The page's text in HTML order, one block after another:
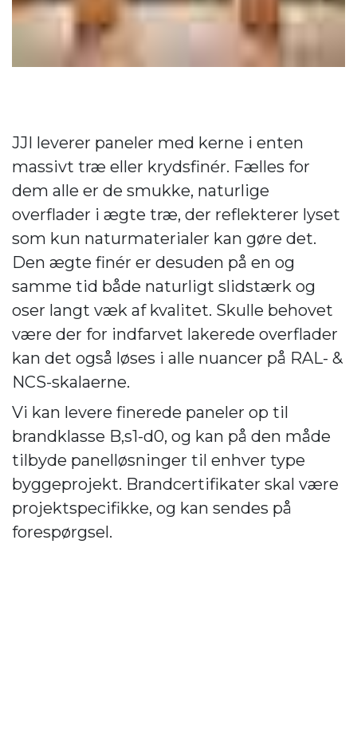
JJI leverer paneler med kerne i enten
massivt træ eller krydsfinér. Fælles for
dem alle er de smukke, naturlige
overflader i ægte træ, der reflekterer lyset
som kun naturmaterialer kan gøre det.
Den ægte finér er desuden på en og
samme tid både naturligt slidstærk og
oser langt væk af kvalitet. Skulle behovet
være der for indfarvet lakerede overflader
kan det også løses i alle nuancer på RAL- &
NCS-skalaerne.
Vi kan levere finerede paneler op til
brandklasse B,s1-d0, og kan på den måde
tilbyde panelløsninger til enhver type
byggeprojekt. Brandcertifikater skal være
projektspecifikke, og kan sendes på
forespørgsel.